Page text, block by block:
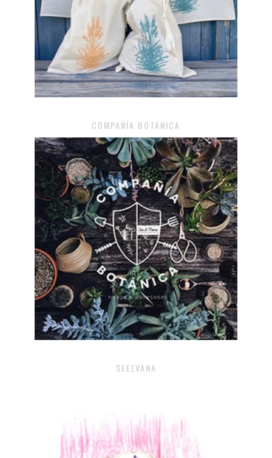
COMPAÑÍA BOTÁNICA
SEELVANA